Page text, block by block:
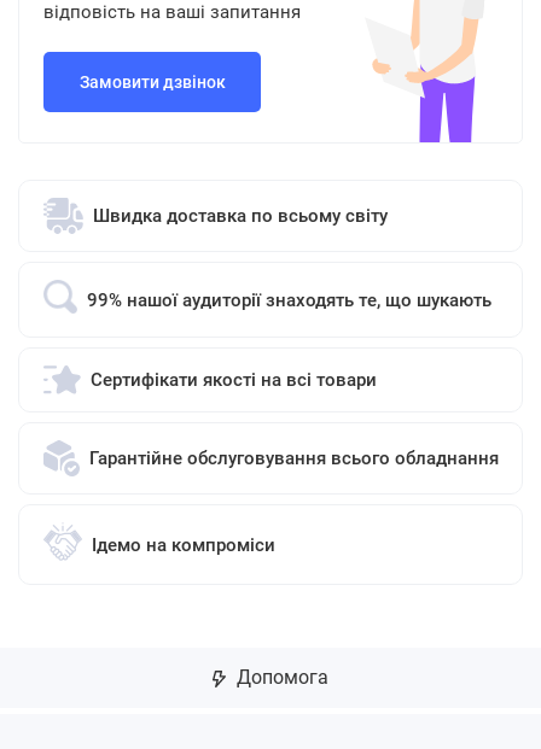
відповість на ваші запитання
Замовити дзвінок
Швидка доставка по всьому світу
99% нашої аудиторії знаходять те, що шукають
Сертифікати якості на всі товари
Гарантійне обслуговування всього обладнання
Ідемо на компроміси
Допомога